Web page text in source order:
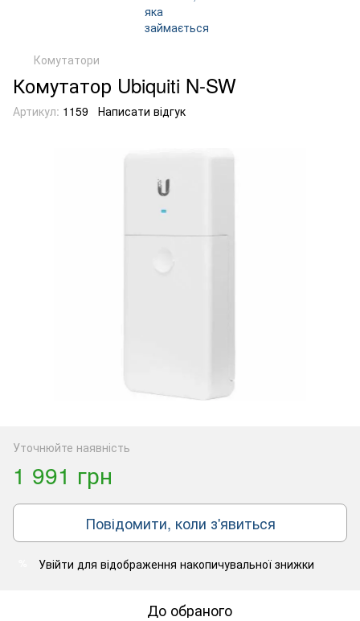
Комутатори
Комутатор Ubiquiti N-SW
Артикул: 1159 Написати відгук
Уточнюйте наявність
1 991 грн
Повідомити, коли з'явиться
Увійти для відображення накопичувальної знижки
До обраного